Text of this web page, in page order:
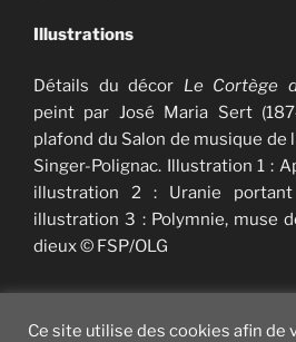
Illustrations
Détails du décor Le Cortège
peint par José Maria Sert
plafond du Salon de musique de
Singer-Polignac. Illustration 1 :
illustration 2 : Uranie
illustration 3 : Polymnie, muse
dieux © FSP/OLG
Ce site utilise des cookies afin de